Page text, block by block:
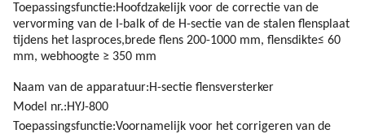
Toepassingsfunctie:Hoofdzakelijk voor de correctie van de
vervorming van de I-balk of de H-sectie van de stalen flensplaat
tijdens het lasproces,brede flens 200-1000 mm, flensdikte≤ 60
mm, webhoogte ≥ 350 mm
Naam van de apparatuur:H-sectie flensversterker
Model nr.:HYJ-800
Toepassingsfunctie:Voornamelijk voor het corrigeren van de